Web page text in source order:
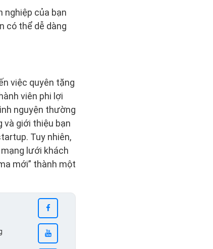
nghiệp của bạn
có thể dễ dàng
việc quyên tặng
viên phi lợi
nguyện thường
và giới thiệu bạn
Tuy nhiên,
lưới khách
mới” thành một